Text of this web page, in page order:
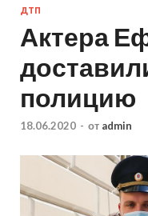
ДТП
Актера
полицию
18.06.2020 - от admin